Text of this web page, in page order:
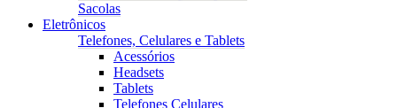
Sacolas
Eletrônicos
Telefones, Celulares e Tablets
Acessórios
Headsets
Tablets
Telefones Celulares